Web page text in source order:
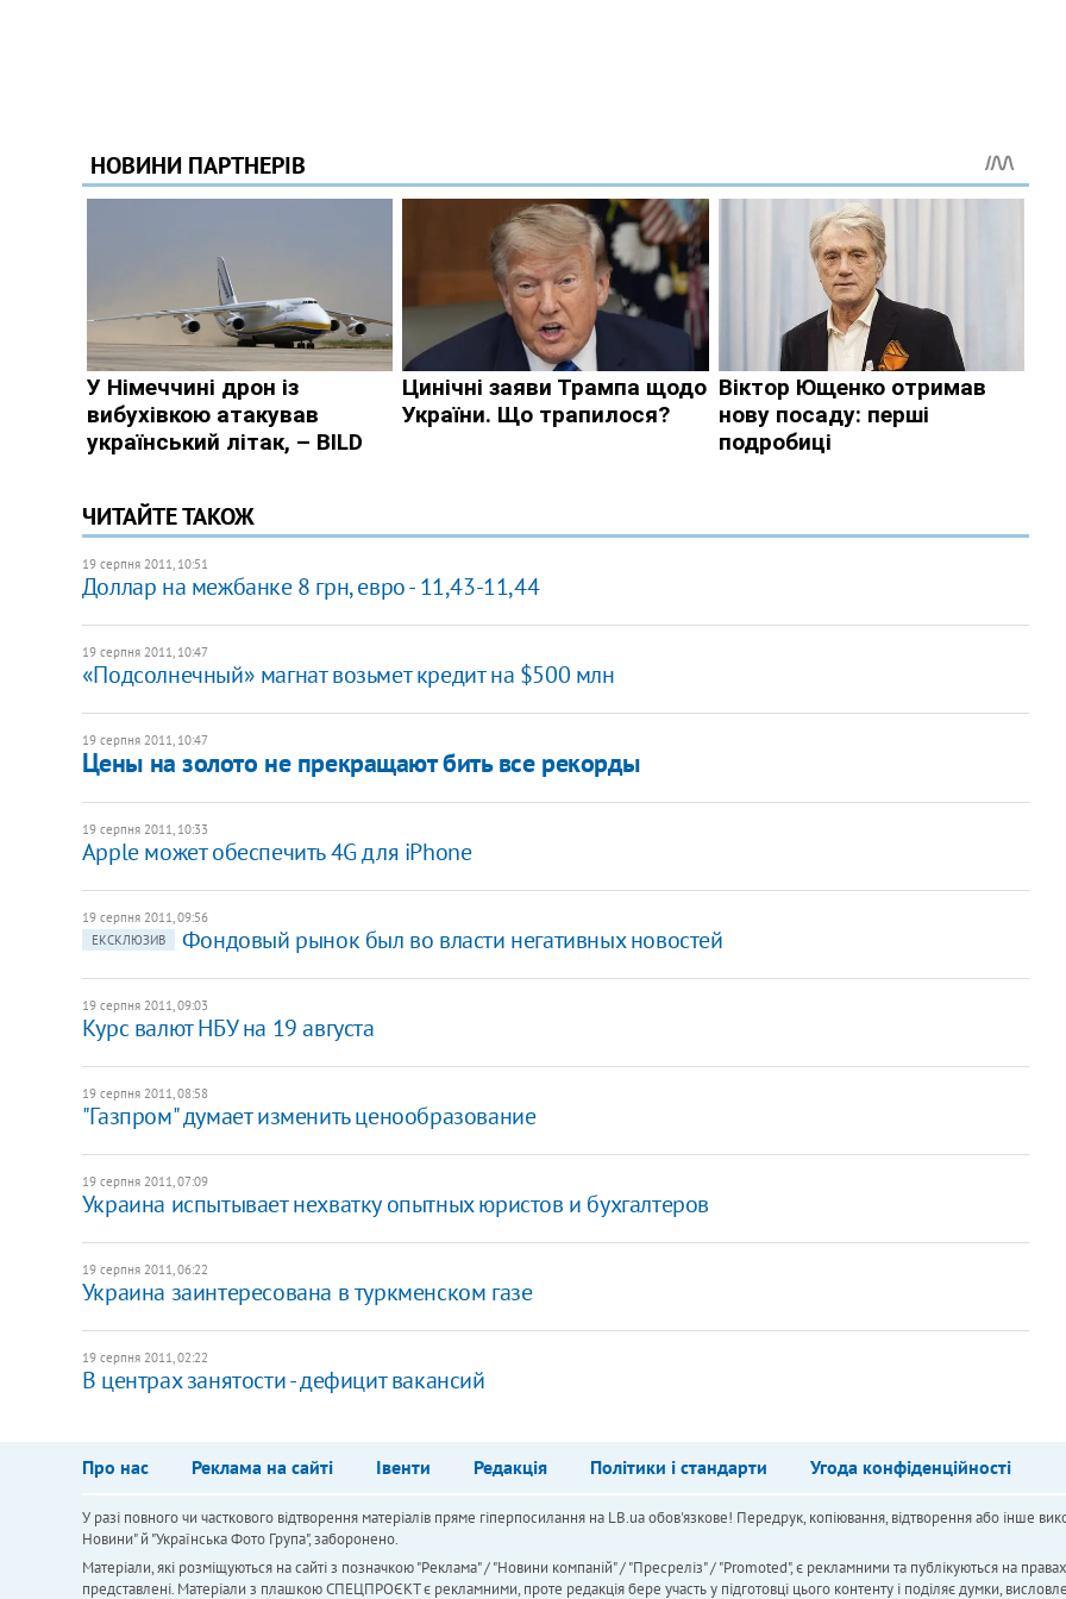
ЧИТАЙТЕ ТАКОЖ
19 серпня 2011, 10:51
Доллар на межбанке 8 грн, евро - 11,43-11,44
19 серпня 2011, 10:47
«Подсолнечный» магнат возьмет кредит на $500 млн
19 серпня 2011, 10:47
Цены на золото не прекращают бить все рекорды
19 серпня 2011, 10:33
​Apple может обеспечить 4G для iPhone
19 серпня 2011, 09:56
ЕКСКЛЮЗИВ
Фондовый рынок был во власти негативных новостей
19 серпня 2011, 09:03
Курс валют НБУ на 19 августа
19 серпня 2011, 08:58
"Газпром" думает изменить ценообразование
19 серпня 2011, 07:09
​Украина испытывает нехватку опытных юристов и бухгалтеров
19 серпня 2011, 06:22
​Украина заинтересована в туркменском газе
19 серпня 2011, 02:22
​В центрах занятости - дефицит вакансий
Про нас Реклама на сайті Івенти Редакція Політики і стандарти Угода конфіденційності
У разі повного чи часткового відтворення матеріалів пряме гіперпосилання на LB.ua обов'язкове! Передрук, копіювання, відтворення або інше
Новини" й "Українська Фото Група", заборонено.
Матеріали, які розміщуються на сайті з позначкою "Реклама" / "Новини компаній" / "Пресреліз" / "Promoted", є рекламними та публікуються на
представлені. Матеріали з плашкою СПЕЦПРОЄКТ є рекламними, проте редакція бере участь у підготовці цього контенту і поділяє думки,